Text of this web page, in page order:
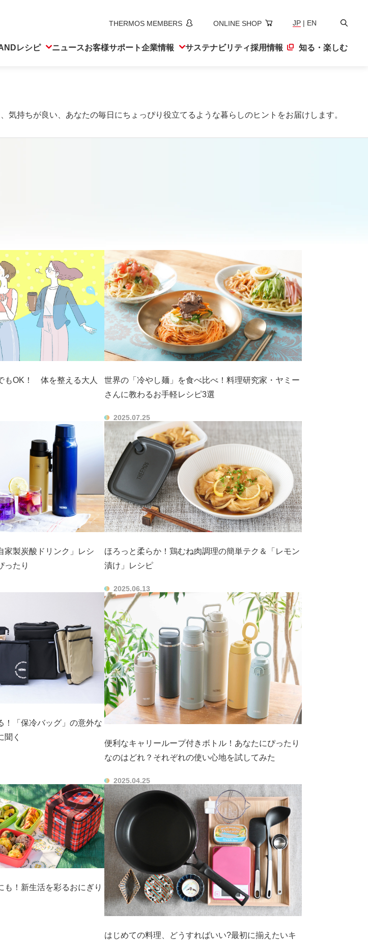
THERMOS MEMBERS ONLINE SHOP JP | EN
検
レシピ ニュースお客様サポート企業情報 サステナビリティ採用情報 知る・楽しむ
気持ちが良い、あなたの毎日にちょっぴり役立てるような暮らしのヒントをお届けします。
もOK！ 体を整える大人
世界の「冷やし麺」を食べ比べ！料理研究家・ヤミー
さんに教わるお手軽レシピ3選
2025.07.25
家製炭酸ドリンク」レシ
ったり
ほろっと柔らか！鶏むね肉調理の簡単テク＆「レモン
漬け」レシピ
2025.06.13
！「保冷バッグ」の意外な
聞く
便利なキャリーループ付きボトル！あなたにぴったり
なのはどれ？それぞれの使い心地を試してみた
2025.04.25
！新生活を彩るおにぎり
はじめての料理、どうすればいい?最初に揃えたいキ